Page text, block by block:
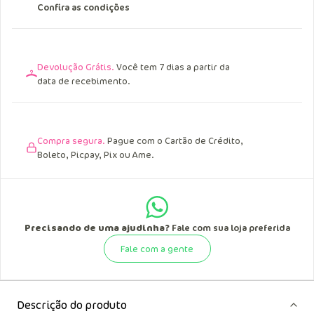
Confira as condições
Devolução Grátis. Você tem 7 dias a partir da
data de recebimento.
Compra segura. Pague com o Cartão de Crédito,
Boleto, Picpay, Pix ou Ame.
Precisando de uma ajudinha?Fale com sua loja preferida
Fale com a gente
Descrição do produto